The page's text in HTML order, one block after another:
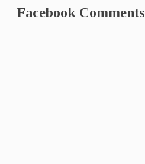
Facebook Comments